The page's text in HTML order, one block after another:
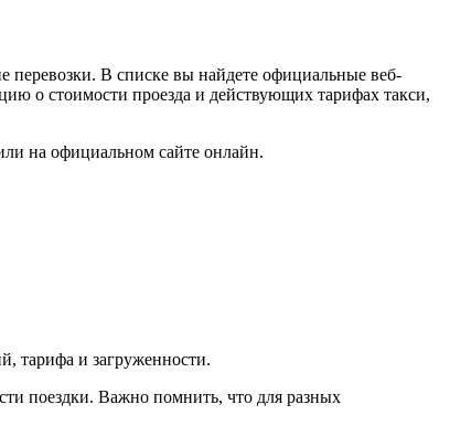
перевозки. В списке вы найдете официальные веб-
о стоимости проезда и действующих тарифах такси,
на официальном сайте онлайн.
тарифа и загруженности.
поездки. Важно помнить, что для разных